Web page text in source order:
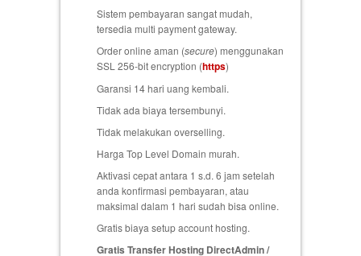
Sistem pembayaran sangat mudah,
tersedia multi payment gateway.
Order online aman (secure) menggunakan
SSL 256-bit encryption (https)
Garansi 14 hari uang kembali.
Tidak ada biaya tersembunyi.
Tidak melakukan overselling.
Harga Top Level Domain murah.
Aktivasi cepat antara 1 s.d. 6 jam setelah
anda konfirmasi pembayaran, atau
maksimal dalam 1 hari sudah bisa online.
Gratis biaya setupaccount hosting.
Gratis Transfer Hosting DirectAdmin /